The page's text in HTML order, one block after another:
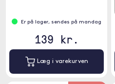
Er på lager, sendes på mandag
139 kr.
Læg i varekurven